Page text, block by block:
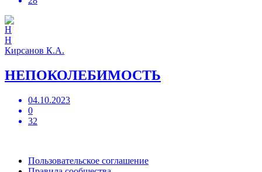
Н
Кирсанов К.А.
НЕПОКОЛЕБИМОСТЬ
04.10.2023
0
32
Пользовательское соглашение